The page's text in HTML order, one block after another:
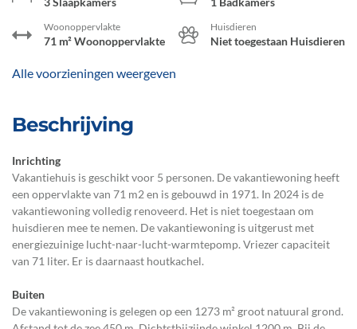
Woonoppervlakte
71 m² Woonoppervlakte
Huisdieren
Niet toegestaan Huisdieren
Alle voorzieningen weergeven
Beschrijving
Inrichting
Vakantiehuis is geschikt voor 5 personen. De vakantiewoning heeft
een oppervlakte van 71 m2 en is gebouwd in 1971. In 2024 is de
vakantiewoning volledig renoveerd. Het is niet toegestaan om
huisdieren mee te nemen. De vakantiewoning is uitgerust met
energiezuinige lucht-naar-lucht-warmtepomp. Vriezer capaciteit
van 71 liter. Er is daarnaast houtkachel.
Buiten
De vakantiewoning is gelegen op een 1273 m² groot natuural grond.